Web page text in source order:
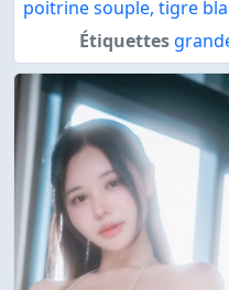
poitrine souple, tigre
Étiquettes